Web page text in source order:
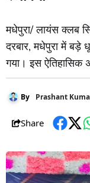
मधेपुरा/ लायंस क्लब
दरबार, मधेपुरा में बड़े
गया। इस ऐतिहासिक
तीन नए क्लबों की
फेमिना, 2. लायंस
By Prashant
Share